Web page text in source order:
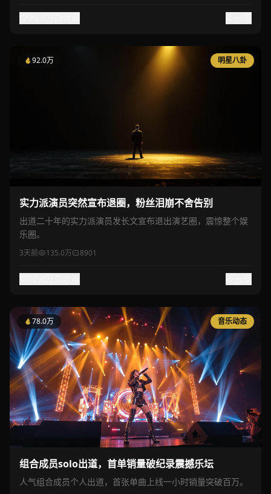
92.0万 明星八卦
实力派演员突然宣布退圈，粉丝泪崩不舍告别
出道二十年的实力派演员发长文宣布退出演艺圈，震惊整个娱
乐圈。
3天前 135.0万 8901
78.0万 音乐动态
组合成员solo出道，首单销量破纪录震撼乐坛
人气组合成员个人出道，首张单曲上线一小时销量突破百万。